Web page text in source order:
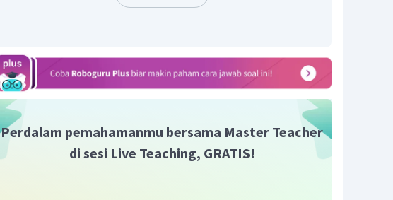
reaktif. Dan memiliki affinitas elektron yang tinggi.
periodik unsur adalah berwujud gas pada suhu kamar.
Jadi, jawaban yang tepat adalah E.
Perdalam pemahamanmu bersama Master Teacher
di sesi Live Teaching, GRATIS!